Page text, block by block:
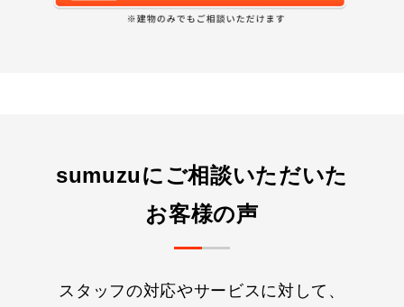
sumuzuにご相談いただいた
お客様の声
スタッフの対応やサービスに対して、